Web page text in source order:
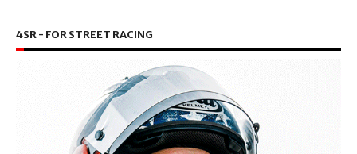
4SR - FOR STREET RACING